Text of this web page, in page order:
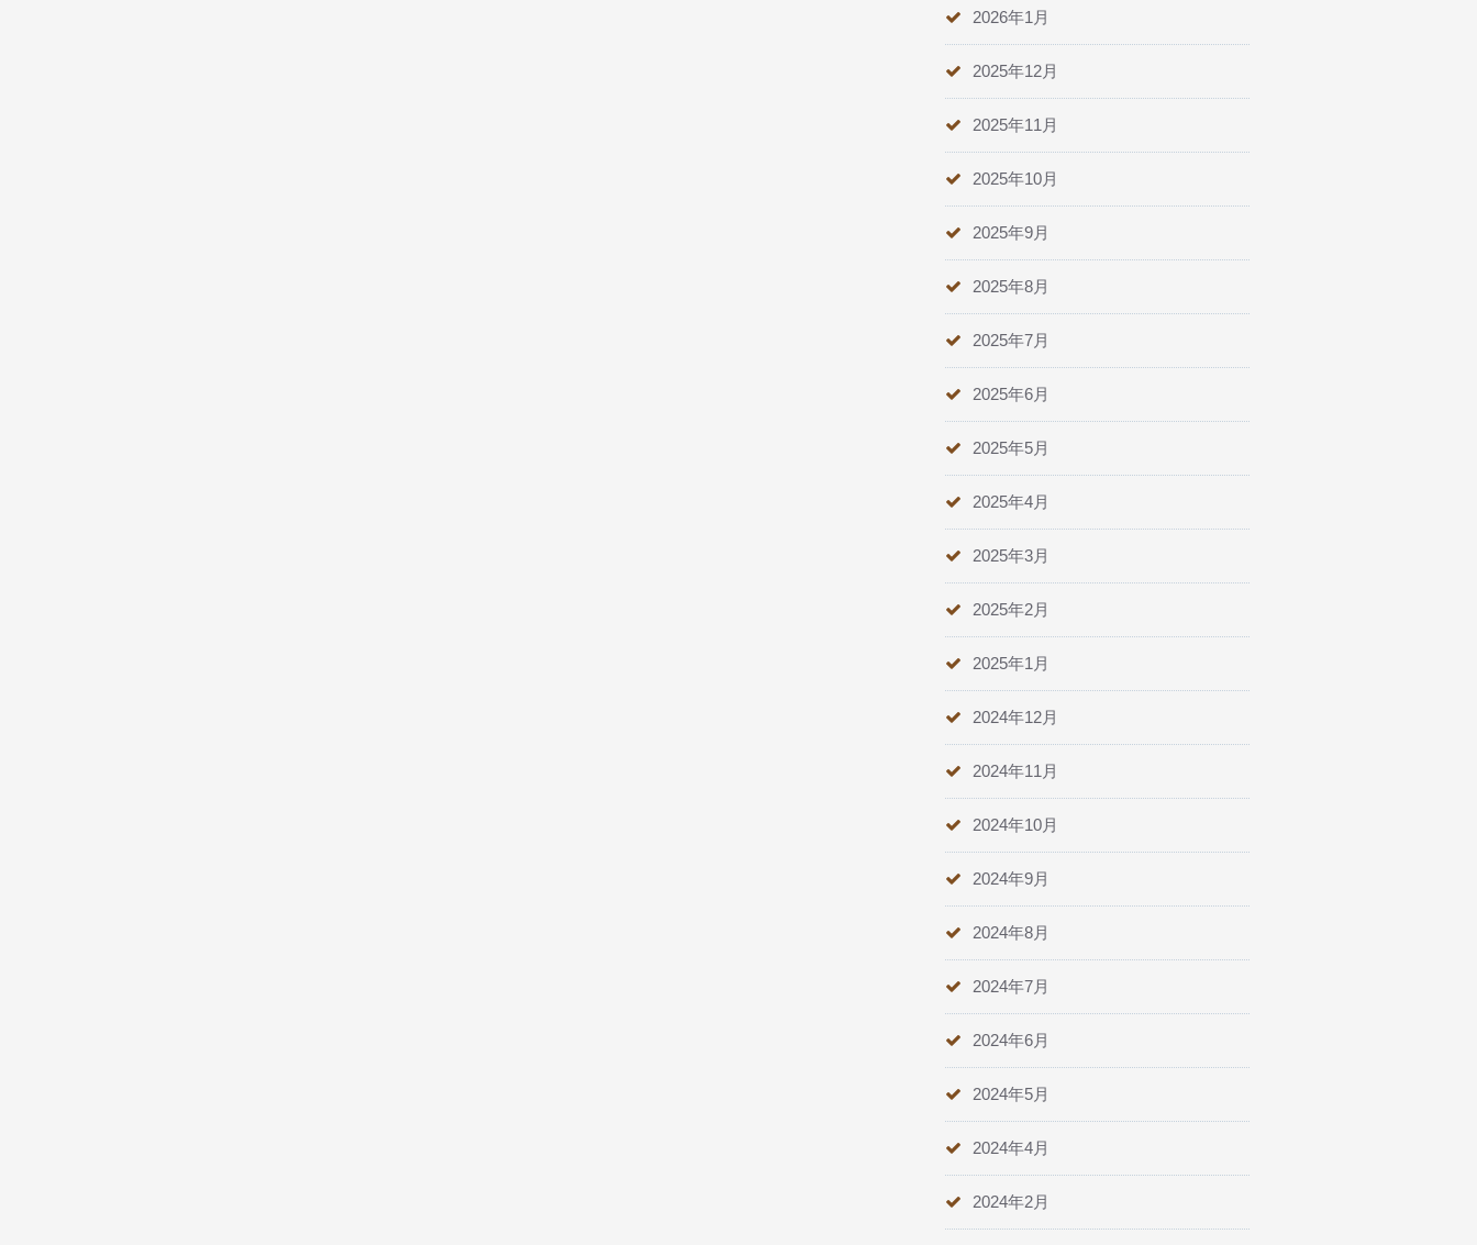
2026年1月
2025年12月
2025年11月
2025年10月
2025年9月
2025年8月
2025年7月
2025年6月
2025年5月
2025年4月
2025年3月
2025年2月
2025年1月
2024年12月
2024年11月
2024年10月
2024年9月
2024年8月
2024年7月
2024年6月
2024年5月
2024年4月
2024年2月